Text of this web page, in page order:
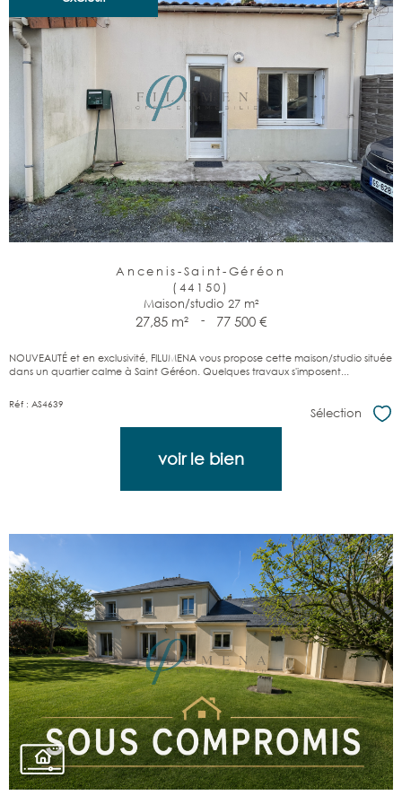
Ancenis-Saint-Géréon
(44150)
Maison/studio 27 m²
27,85 m² - 77 500 €
NOUVEAUTÉ et en exclusivité, FILUMENA vous propose cette maison/studio située
dans un quartier calme à Saint Géréon. Quelques travaux s'imposent...
Réf : AS4639
Sélection
voir le bien